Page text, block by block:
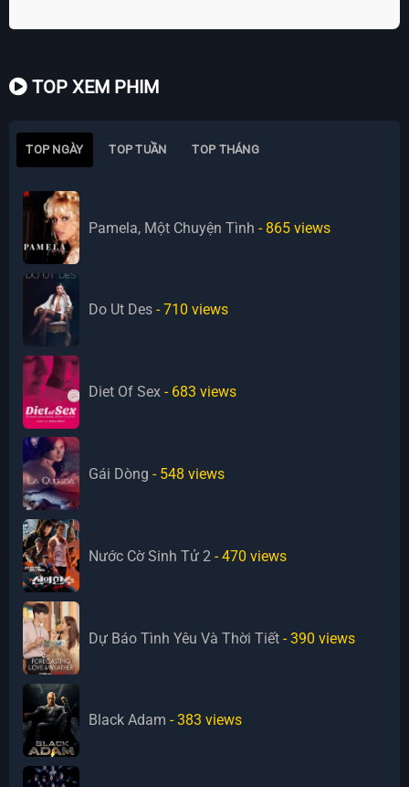
TOP XEM PHIM
TOP NGÀY TOP TUẦN TOP THÁNG
Pamela, Một Chuyện Tình - 865 views
Do Ut Des - 710 views
Diet Of Sex - 683 views
Gái Dòng - 548 views
Nước Cờ Sinh Tử 2 - 470 views
Dự Báo Tình Yêu Và Thời Tiết - 390 views
Black Adam - 383 views